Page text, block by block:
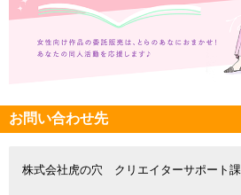
お問い合わせ先
株式会社虎の穴 クリエイターサポート課